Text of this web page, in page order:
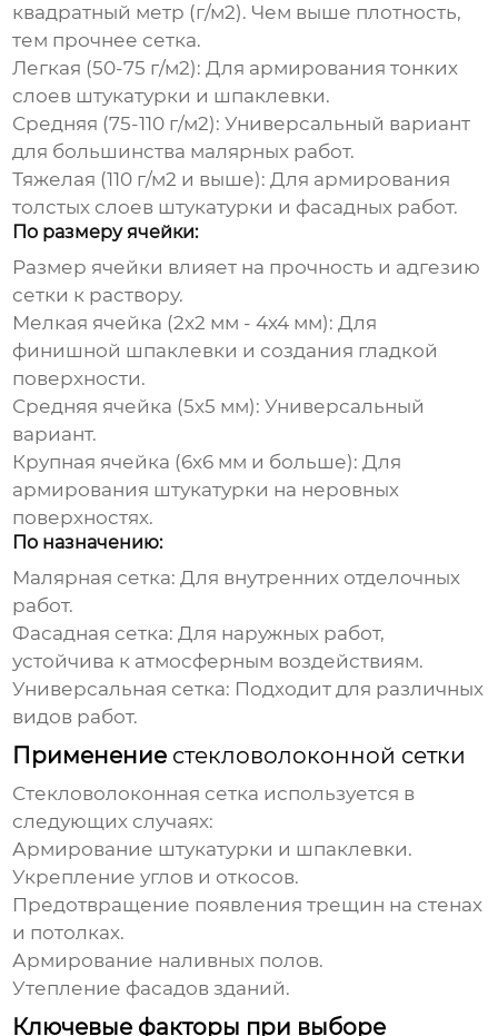
квадратный метр (г/м2). Чем выше плотность,
тем прочнее сетка.
Легкая (50-75 г/м2): Для армирования тонких
слоев штукатурки и шпаклевки.
Средняя (75-110 г/м2): Универсальный вариант
для большинства малярных работ.
Тяжелая (110 г/м2 и выше): Для армирования
толстых слоев штукатурки и фасадных работ.
По размеру ячейки:
Размер ячейки влияет на прочность и адгезию
сетки к раствору.
Мелкая ячейка (2x2 мм - 4x4 мм): Для
финишной шпаклевки и создания гладкой
поверхности.
Средняя ячейка (5x5 мм): Универсальный
вариант.
Крупная ячейка (6x6 мм и больше): Для
армирования штукатурки на неровных
поверхностях.
По назначению:
Малярная сетка: Для внутренних отделочных
работ.
Фасадная сетка: Для наружных работ,
устойчива к атмосферным воздействиям.
Универсальная сетка: Подходит для различных
видов работ.
Применение стекловолоконной сетки
Стекловолоконная сетка используется в
следующих случаях:
Армирование штукатурки и шпаклевки.
Укрепление углов и откосов.
Предотвращение появления трещин на стенах
и потолках.
Армирование наливных полов.
Утепление фасадов зданий.
Ключевые факторы при выборе